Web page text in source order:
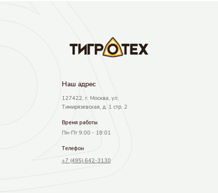
Наш адрec
127422, г. Москва, ул.
Тимирязевская, д. 1 стр. 2
Время работы
Пн-Пт 9:00 - 18:01
Телефон
+7 (495) 642-3130